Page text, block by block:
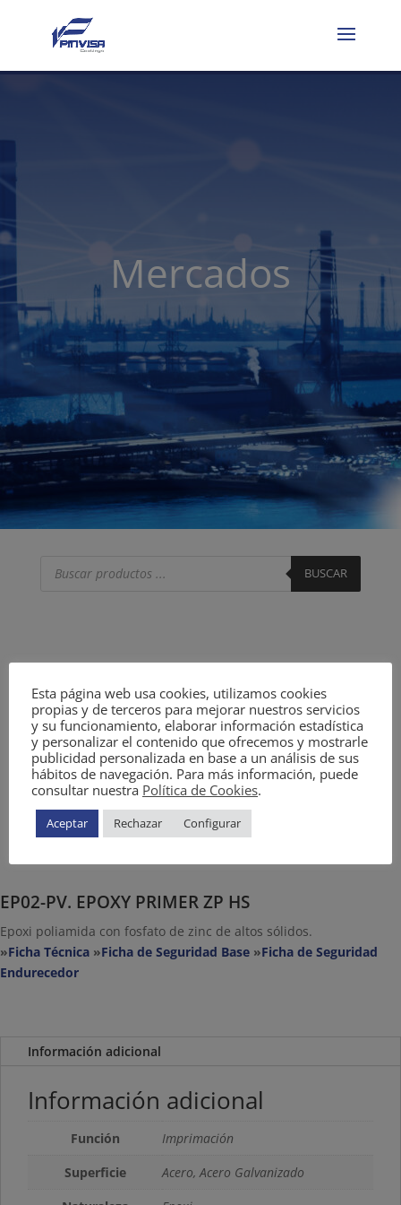
Mercados
productos
BUSCAR
EP02-PV. EPOXY PRIMER ZP HS
Epoxi poliamida con fosfato de zinc de altos sólidos.
»Ficha Técnica »Ficha de Seguridad Base »Ficha de Seguridad
Endurecedor
Información adicional
Información adicional
Función
Imprimación
Superficie
Acero, Acero Galvanizado
Esta página web usa cookies, utilizamos cookies
propias y de terceros para mejorar nuestros servicios
y su funcionamiento, elaborar información estadística
y personalizar el contenido que ofrecemos y mostrarle
publicidad personalizada en base a un análisis de sus
hábitos de navegación. Para más información, puede
consultar nuestra Política de Cookies.
Aceptar Rechazar Configurar